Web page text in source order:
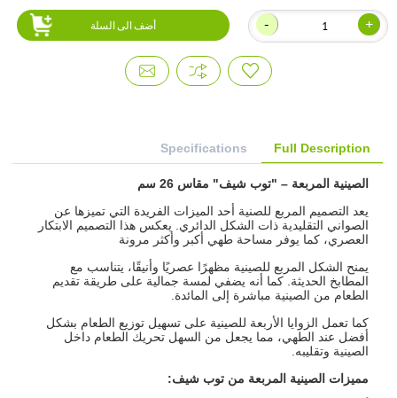
+
- أضف الى السلة
Full Description
Specifications
الصينية المربعة – "توب شيف" مقاس 26 سم
يعد التصميم المربع للصنية أحد الميزات الفريدة التي تميزها عن
الصواني التقليدية ذات الشكل الدائري. يعكس هذا التصميم الابتكار
العصري، كما يوفر مساحة طهي أكبر وأكثر مرونة
يمنح الشكل المربع للصينية مظهرًا عصريًا وأنيقًا، يتناسب مع
المطابخ الحديثة. كما أنه يضفي لمسة جمالية على طريقة تقديم
الطعام من الصينية مباشرة إلى المائدة.
كما تعمل الزوايا الأربعة للصينية على تسهيل توزيع الطعام بشكل
أفضل عند الطهي، مما يجعل من السهل تحريك الطعام داخل
الصينية وتقليبه.
مميزات الصينية المربعة من توب شيف: